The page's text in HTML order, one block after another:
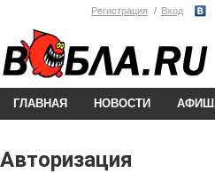
Регистрация Вход
ГЛАВНАЯ НОВОСТИ
Авторизация